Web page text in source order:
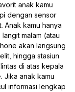
anak kamu
dengan sensor
Anak kamu hanya
malam (atau
akan langsung
hingga stasiun
di atas kepala
Jika anak kamu
informasi lengkap